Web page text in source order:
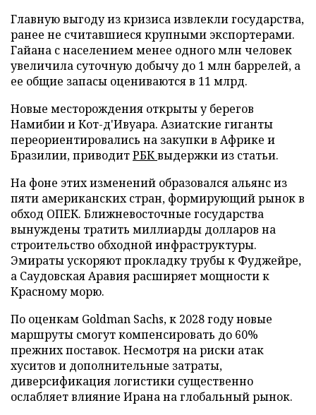
Главную выгоду из кризиса извлекли государства,
ранее не считавшиеся крупными экспортерами.
Гайана с населением менее одного млн человек
увеличила суточную добычу до 1 млн баррелей, а
ее общие запасы оцениваются в 11 млрд.
Новые месторождения открыты у берегов
Намибии и Кот-д'Ивуара. Азиатские гиганты
переориентировались на закупки в Африке и
Бразилии, приводитРБКвыдержки из статьи.
На фоне этих изменений образовался альянс из
пяти американских стран, формирующий рынок в
обход ОПЕК. Ближневосточные государства
вынуждены тратить миллиарды долларов на
строительство обходной инфраструктуры.
Эмираты ускоряют прокладку трубы к Фуджейре,
а Саудовская Аравия расширяет мощности к
Красному морю.
По оценкам Goldman Sachs, к 2028 году новые
маршруты смогут компенсировать до 60%
прежних поставок. Несмотря на риски атак
хуситов и дополнительные затраты,
диверсификация логистики существенно
ослабляет влияние Ирана на глобальный рынок.